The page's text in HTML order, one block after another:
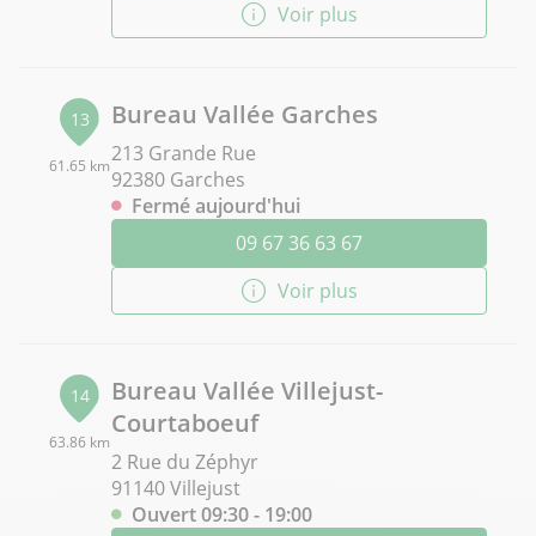
Voir plus
13
61.65 km
Bureau Vallée Garches
213 Grande Rue
92380 Garches
Fermé aujourd'hui
09 67 36 63 67
Voir plus
14
63.86 km
Bureau Vallée Villejust-
Courtaboeuf
2 Rue du Zéphyr
91140 Villejust
Ouvert 09:30 - 19:00